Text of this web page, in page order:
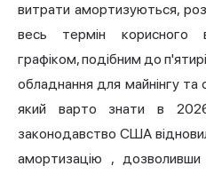
витрати амортизуються,
весь термін корисного
графіком, подібним до
обладнання для майнінгу
який варто знати в
законодавство США
амортизацію , дозволивши